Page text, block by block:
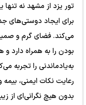
تور یزد از مشهد نه
برای ایجاد دوستی‌های
می‌کند. فضای گرم و
بودن را به همراه دارد
به‌یادماندنی را تجربه
رعایت نکات ایمنی، بیمه
بدون هیچ نگرانی‌ای از